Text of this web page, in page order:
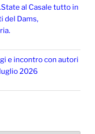
al Casale tutto in
del Dams,
e incontro con autori
2026